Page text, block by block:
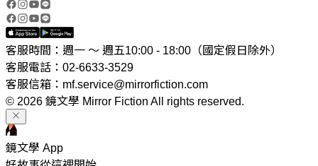
客服時間：週一 ～ 週五10:00 - 18:00（國定假日除外）
客服電話：02-6633-3529
客服信箱：mf.service@mirrorfiction.com
© 2026 鏡文學 Mirror Fiction All rights reserved.
鏡文學 App